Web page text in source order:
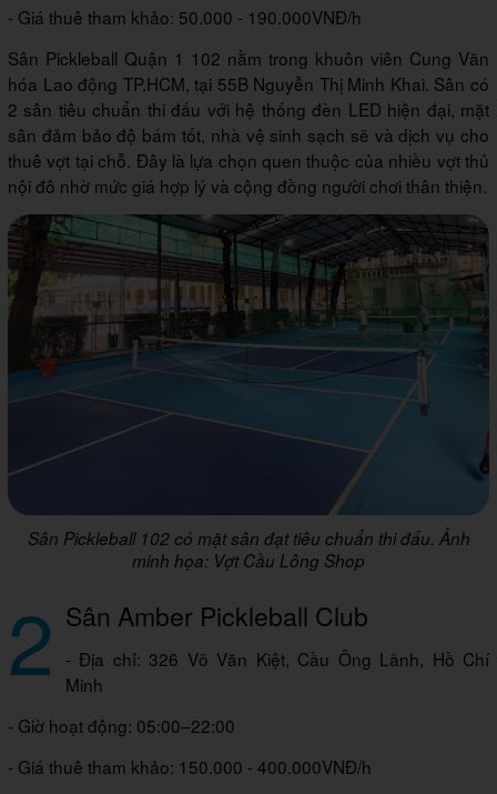
- Giá thuê tham khảo: 50.000 - 190.000VNĐ/h
Sân Pickleball Quận 1 102 nằm trong khuôn viên Cung Văn
hóa Lao động TP.HCM, tại 55B Nguyễn Thị Minh Khai. Sân có
2 sân tiêu chuẩn thi đấu với hệ thống đèn LED hiện đại, mặt
sân đảm bảo độ bám tốt, nhà vệ sinh sạch sẽ và dịch vụ cho
thuê vợt tại chỗ. Đây là lựa chọn quen thuộc của nhiều vợt thủ
nội đô nhờ mức giá hợp lý và cộng đồng người chơi thân thiện.
Sân Pickleball 102 có mặt sân đạt tiêu chuẩn thi đấu. Ảnh
minh họa: Vợt Cầu Lông Shop
2 Sân Amber Pickleball Club
- Địa chỉ: 326 Võ Văn Kiệt, Cầu Ông Lãnh, Hồ Chí
Minh
- Giờ hoạt động: 05:00–22:00
- Giá thuê tham khảo: 150.000 - 400.000VNĐ/h